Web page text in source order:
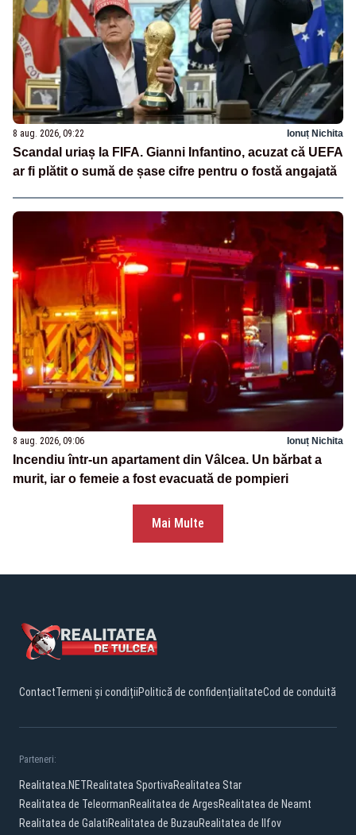
8 aug. 2026, 09:22 Ionuț Nichita
Scandal uriaș la FIFA. Gianni Infantino, acuzat că UEFA
ar fi plătit o sumă de șase cifre pentru o fostă angajată
8 aug. 2026, 09:06 Ionuț Nichita
Incendiu într-un apartament din Vâlcea. Un bărbat a
murit, iar o femeie a fost evacuată de pompieri
Mai Multe
ContactTermeni și condițiiPolitică de confidențialitateCod de conduită
Parteneri:
Realitatea.NETRealitatea SportivaRealitatea Star
Realitatea de TeleormanRealitatea de ArgesRealitatea de Neamt
Realitatea de GalatiRealitatea de BuzauRealitatea de Ilfov